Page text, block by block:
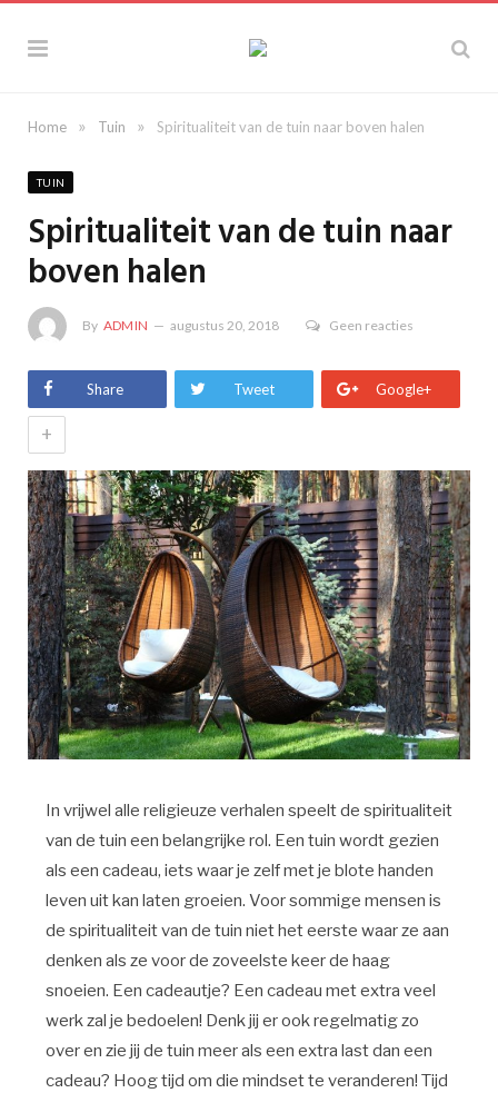
Home » Tuin » Spiritualiteit van de tuin naar boven halen
TUIN
Spiritualiteit van de tuin naar
boven halen
By ADMIN augustus 20, 2018 Geen reacties
Share Tweet Google+
+
In vrijwel alle religieuze verhalen speelt de spiritualiteit
van de tuin een belangrijke rol. Een tuin wordt gezien
als een cadeau, iets waar je zelf met je blote handen
leven uit kan laten groeien. Voor sommige mensen is
de spiritualiteit van de tuin niet het eerste waar ze aan
denken als ze voor de zoveelste keer de haag
snoeien. Een cadeautje? Een cadeau met extra veel
werk zal je bedoelen! Denk jij er ook regelmatig zo
over en zie jij de tuin meer als een extra last dan een
cadeau? Hoog tijd om die mindset te veranderen! Tijd